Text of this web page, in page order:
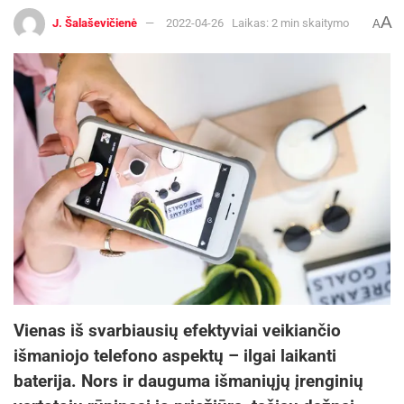
J. Šalaševičienė 2022-04-26 Laikas: 2 min skaitymo AA
Vienas iš svarbiausių efektyviai veikiančio
išmaniojo telefono aspektų – ilgai laikanti
baterija. Nors ir dauguma išmaniųjų įrenginių